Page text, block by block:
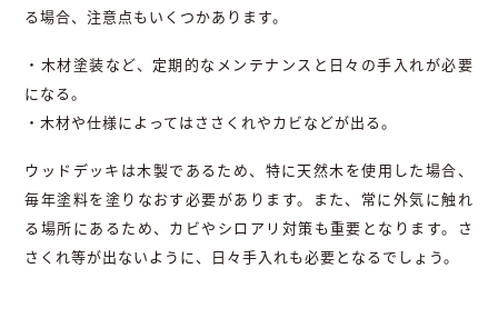
る場合、注意点もいくつかあります。
・木材塗装など、定期的なメンテナンスと日々の手入れが必要
になる。
・木材や仕様によってはささくれやカビなどが出る。
ウッドデッキは木製であるため、特に天然木を使用した場合、
毎年塗料を塗りなおす必要があります。また、常に外気に触れ
る場所にあるため、カビやシロアリ対策も重要となります。さ
さくれ等が出ないように、日々手入れも必要となるでしょう。